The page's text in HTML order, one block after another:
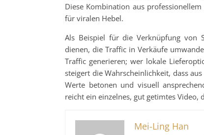
Diese Kombination aus
für viralen Hebel.
Als Beispiel für die Verknüpfung von
dienen, die Traffic in Verkäufe
Traffic generieren; wer lokale
steigert die Wahrscheinlichkeit, dass
Werte betonen und visuell
reicht ein einzelnes, gut getimtes Video,
Mei-Ling Han